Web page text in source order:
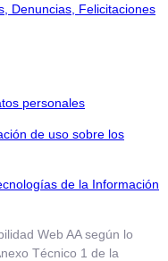
Denuncias, Felicitaciones
personales
de uso sobre los
de la Información
Web AA según lo
Técnico 1 de la